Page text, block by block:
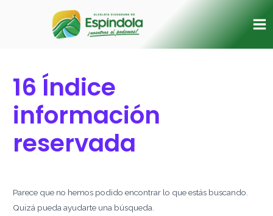
16 Índice
información
reservada
Parece que no hemos podido encontrar lo que estás buscando.
Quizá pueda ayudarte una búsqueda.